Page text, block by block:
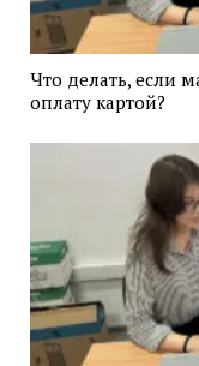
Что делать, если
оплату картой?